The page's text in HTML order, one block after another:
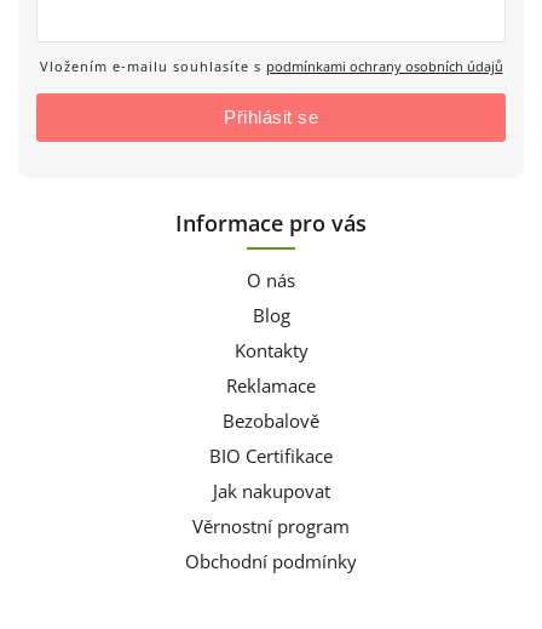
Vložením e-mailu souhlasíte s podmínkami ochrany osobních údajů
Přihlásit se
Informace pro vás
O nás
Blog
Kontakty
Reklamace
Bezobalově
BIO Certifikace
Jak nakupovat
Věrnostní program
Obchodní podmínky